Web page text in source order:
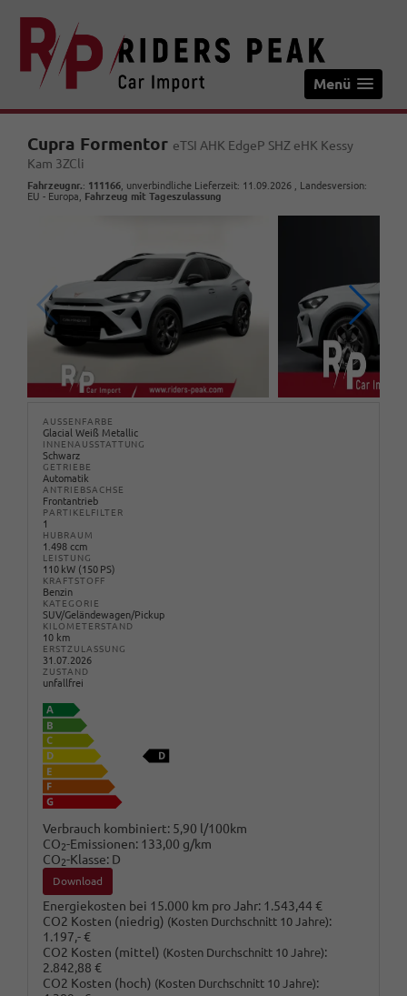
Menü
Cupra Formentor eTSI AHK EdgeP SHZ eHK Kessy
Kam 3ZCli
Fahrzeugnr.: 111166 , unverbindliche Lieferzeit: 11.09.2026 , Landesversion:
EU - Europa, Fahrzeug mit Tageszulassung
AUSSENFARBE
Glacial Weiß Metallic
INNENAUSSTATTUNG
Schwarz
GETRIEBE
Automatik
ANTRIEBSACHSE
Frontantrieb
PARTIKELFILTER
1
HUBRAUM
1.498 ccm
LEISTUNG
110 kW (150 PS)
KRAFTSTOFF
Benzin
KATEGORIE
SUV/Geländewagen/Pickup
KILOMETERSTAND
10 km
ERSTZULASSUNG
31.07.2026
ZUSTAND
unfallfrei
Verbrauch kombiniert: 5,90 l/100km
CO2-Emissionen: 133,00 g/km
CO2-Klasse: D
Download
Energiekosten bei 15.000 km pro Jahr: 1.543,44 €
CO2 Kosten (niedrig) (Kosten Durchschnitt 10 Jahre):
1.197,- €
CO2 Kosten (mittel) (Kosten Durchschnitt 10 Jahre):
2.842,88 €
CO2 Kosten (hoch) (Kosten Durchschnitt 10 Jahre):